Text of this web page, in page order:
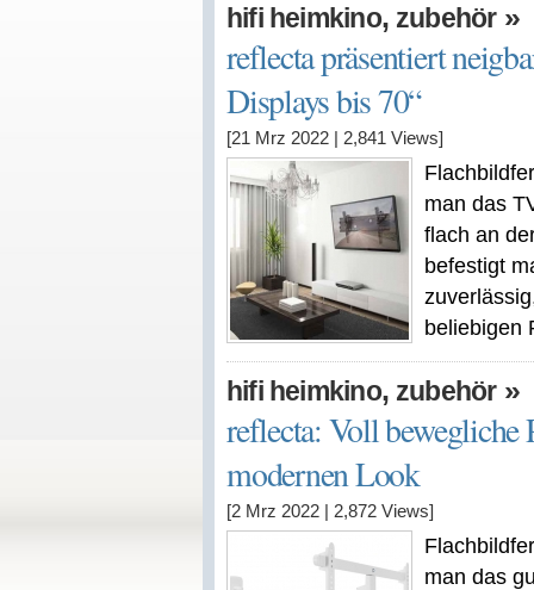
hifi heimkino, zubehör»
reflecta präsentiert
Displays bis 70“
[21 Mrz 2022 2,841 Views]
man das
flach an
befestigt
beliebigen
hifi heimkino, zubehör»
reflecta: Voll
modernen Look
[2 Mrz 2022 2,872 Views]
man das